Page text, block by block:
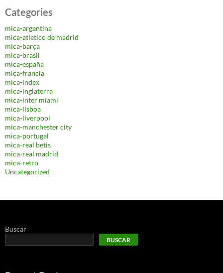
Categories
mica-argentina
mica-atletico de madrid
mica-barça
mica-brasil
mica-españa
mica-francia
mica-index
mica-inglaterra
mica-inter miami
mica-lisboa
mica-liverpool
mica-manchester city
mica-portugal
mica-real betis
mica-real madrid
mica-retro
Uncategorized
Buscar
BUSCAR